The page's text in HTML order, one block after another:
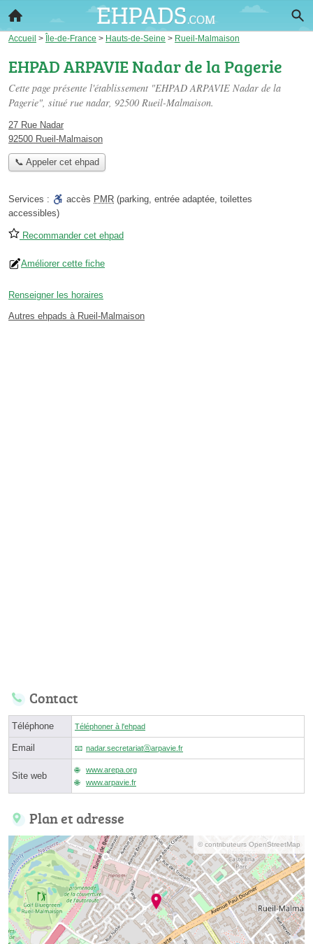
Accueil > Île-de-France > Hauts-de-Seine > Rueil-Malmaison
EHPAD ARPAVIE Nadar de la Pagerie
Cette page présente l'établissement "EHPAD ARPAVIE Nadar de la
Pagerie", situé rue nadar, 92500 Rueil-Malmaison.
27 Rue Nadar
92500 Rueil-Malmaison
📞 Appeler cet ehpad
Services : accès PMR (parking, entrée adaptée, toilettes
accessibles)
Recommander cet ehpad
Améliorer cette fiche
Renseigner les horaires
Autres ehpads à Rueil-Malmaison
Contact
Téléphone Téléphoner à l'ehpad
Email nadar.secretariatⓐarpavie.fr
Site web
www.arepa.org
www.arpavie.fr
Plan et adresse
© contributeurs OpenStreetMap